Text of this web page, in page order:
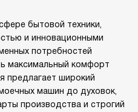
бытовой техники,
и инновационными
потребностей
максимальный комфорт
предлагает широкий
машин до духовок,
производства и строгий